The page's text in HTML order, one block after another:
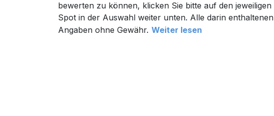
bewerten zu können, klicken Sie bitte auf den jeweiligen
Spot in der Auswahl weiter unten. Alle darin enthaltenen
Angaben ohne Gewähr. Weiter lesen